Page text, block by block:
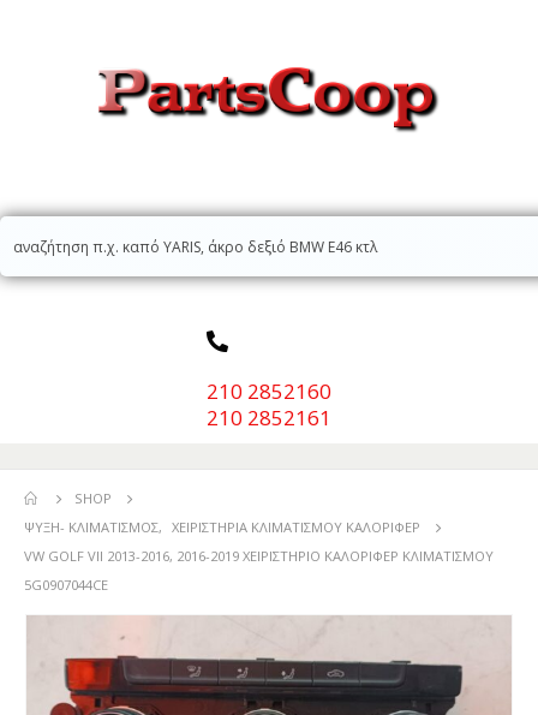
210 2852160
210 2852161
SHOP
ΨΎΞΗ- ΚΛΙΜΑΤΙΣΜΌΣ, ΧΕΙΡΙΣΤΉΡΙΑ ΚΛΙΜΑΤΙΣΜΟΎ ΚΑΛΟΡΙΦΈΡ
VW GOLF VII 2013-2016, 2016-2019 ΧΕΙΡΙΣΤΗΡΙΟ ΚΑΛΟΡΙΦΕΡ ΚΛΙΜΑΤΙΣΜΟΥ
5G0907044CE